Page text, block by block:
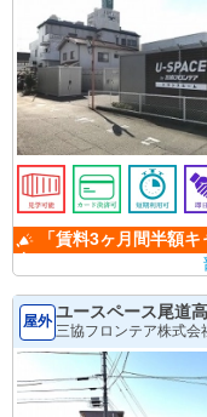
中！ （キャン
屋外 ユースペース尾道
三協フロンテア株式会